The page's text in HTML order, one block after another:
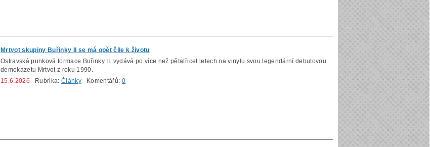
Mrtvot skupiny Buřinky II se má opět čile k životu
Ostravská punková formace Buřinky II. vydává po více než pětatřicet letech na vinylu svou legendární debutovou
demokazetu Mrtvot z roku 1990.
15.6.2026 Rubrika:Články Komentářů: 0